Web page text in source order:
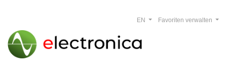
Favoriten verwalten
EN